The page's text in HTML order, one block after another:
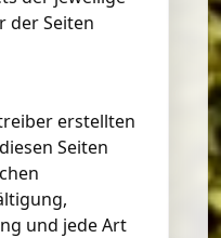
der Seiten
erstellten
Seiten
und jede Art